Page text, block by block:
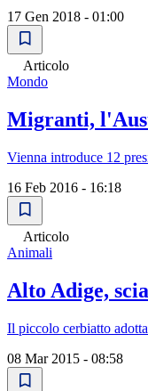
17 Gen 2018 - 01:00
Articolo
Mondo
Migranti,
Vienna introduce 12
16 Feb 2016 - 16:18
Articolo
Animali
Alto Adige,
Il piccolo cerbiatto
08 Mar 2015 - 08:58